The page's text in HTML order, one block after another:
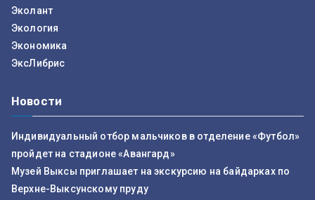
Эколант
Экология
Экономика
ЭксЛибрис
Новости
Индивидуальный отбор мальчиков в отделение «Футбол»
пройдет на стадионе «Авангард»
Музей Выксы приглашает на экскурсию на байдарках по
Верхне-Выксунскому пруду